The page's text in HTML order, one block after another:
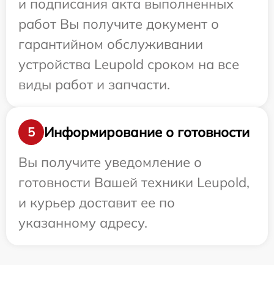
и подписания акта выполненных
работ Вы получите документ о
гарантийном обслуживании
устройства Leupold сроком на все
виды работ и запчасти.
5
Информирование о готовности
Вы получите уведомление о
готовности Вашей техники Leupold,
и курьер доставит ее по
указанному адресу.